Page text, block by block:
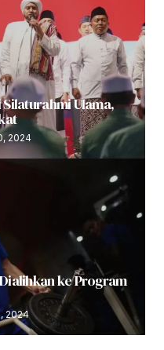
Ulama,
2024
ke Program
2024